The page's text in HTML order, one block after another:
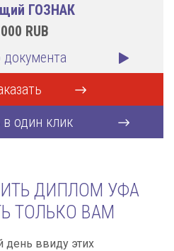
ГОЗНАК
RUB
документа
в один клик
ДИПЛОМ УФА
ТОЛЬКО ВАМ
день ввиду этих